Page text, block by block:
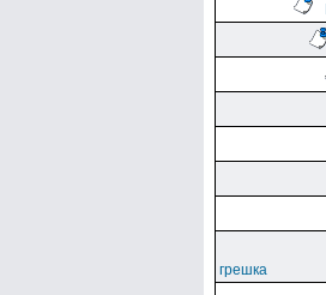
грешка